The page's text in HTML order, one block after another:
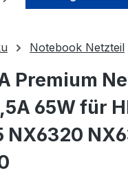
Notebook Netzteil
Premium
65W für
NX6320